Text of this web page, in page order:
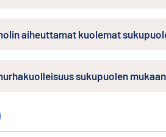
aiheuttamat kuolemat
sukupuolen